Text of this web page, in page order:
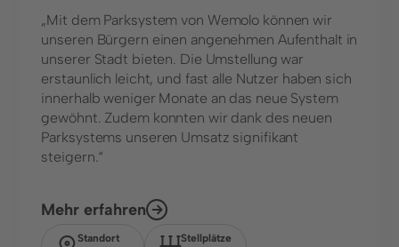
„Mit dem Parksystem von Wemolo können wir
unseren Bürgern einen angenehmen Aufenthalt in
unserer Stadt bieten. Die Umstellung war
erstaunlich leicht, und fast alle Nutzer haben sich
innerhalb weniger Monate an das neue System
gewöhnt. Zudem konnten wir dank des neuen
Parksystems unseren Umsatz signifikant
steigern.“
Mehr erfahren
Standort
Stellplätze